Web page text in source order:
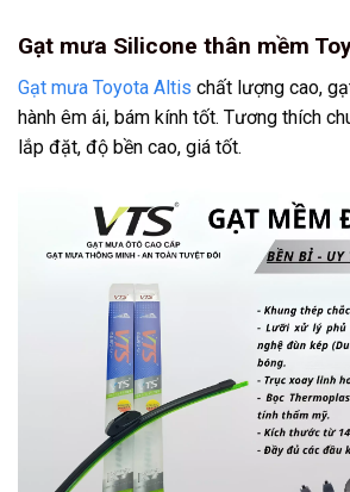
Gạt mưa Silicone thân mềm
Gạt mưa Toyota Altis chất lượng cao,
hành êm ái, bám kính tốt. Tương thích
lắp đặt, độ bền cao, giá tốt.